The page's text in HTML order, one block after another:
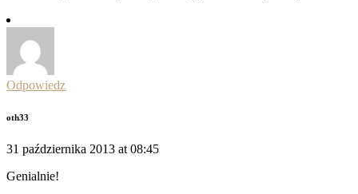
Odpowiedz
oth33
31 października 2013 at 08:45
Genialnie!